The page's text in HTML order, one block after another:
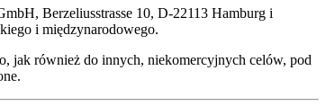
Berzeliusstrasse 10, D-22113 Hamburg i
i międzynarodowego.
jak również do innych, niekomercyjnych celów, pod